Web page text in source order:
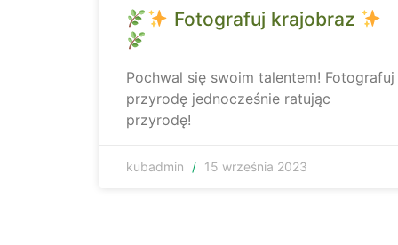
Fotografuj krajobraz
Pochwal się swoim talentem! Fotografuj
przyrodę jednocześnie ratując
przyrodę!
kubadmin 15 września 2023